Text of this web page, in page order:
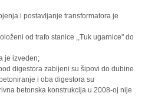
i postavljanje transformatora je
od trafo stanice ,,Tuk ugarnice" do
je izveden;
digestora zabijeni su šipovi do dubine
i oba digestora su
betonska konstrukcija u 2008-oj nije